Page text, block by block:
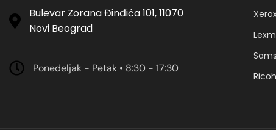
Bulevar Zorana Đinđića 101, 11070
Novi Beograd
Ponedeljak - Petak • 8:30 - 17:30
Ricoh